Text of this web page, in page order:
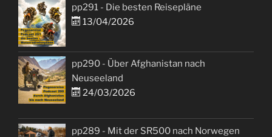
pp291 - Die besten Reisepläne
13/04/2026
pp290 - Über Afghanistan nach
Neuseeland
24/03/2026
pp289 - Mit der SR500 nach Norwegen